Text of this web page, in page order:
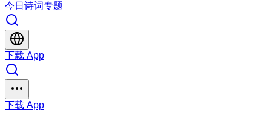
今日 诗词专题
下载 App
下载 App